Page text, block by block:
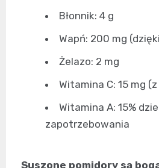
Błonnik: 4 g
Wapń: 200 mg
Żelazo: 2 mg
Witamina C: 15 mg
Witamina A: 15%
zapotrzebowania
Suszone pomidory są